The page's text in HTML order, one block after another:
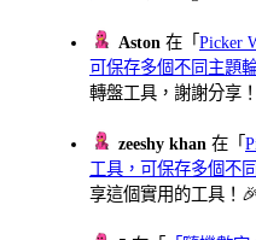
Aston 在「Picker
可保存多個不同主題
轉盤工具，謝謝分享
zeeshy khan 在「
工具，可保存多個不
享這個實用的工具！